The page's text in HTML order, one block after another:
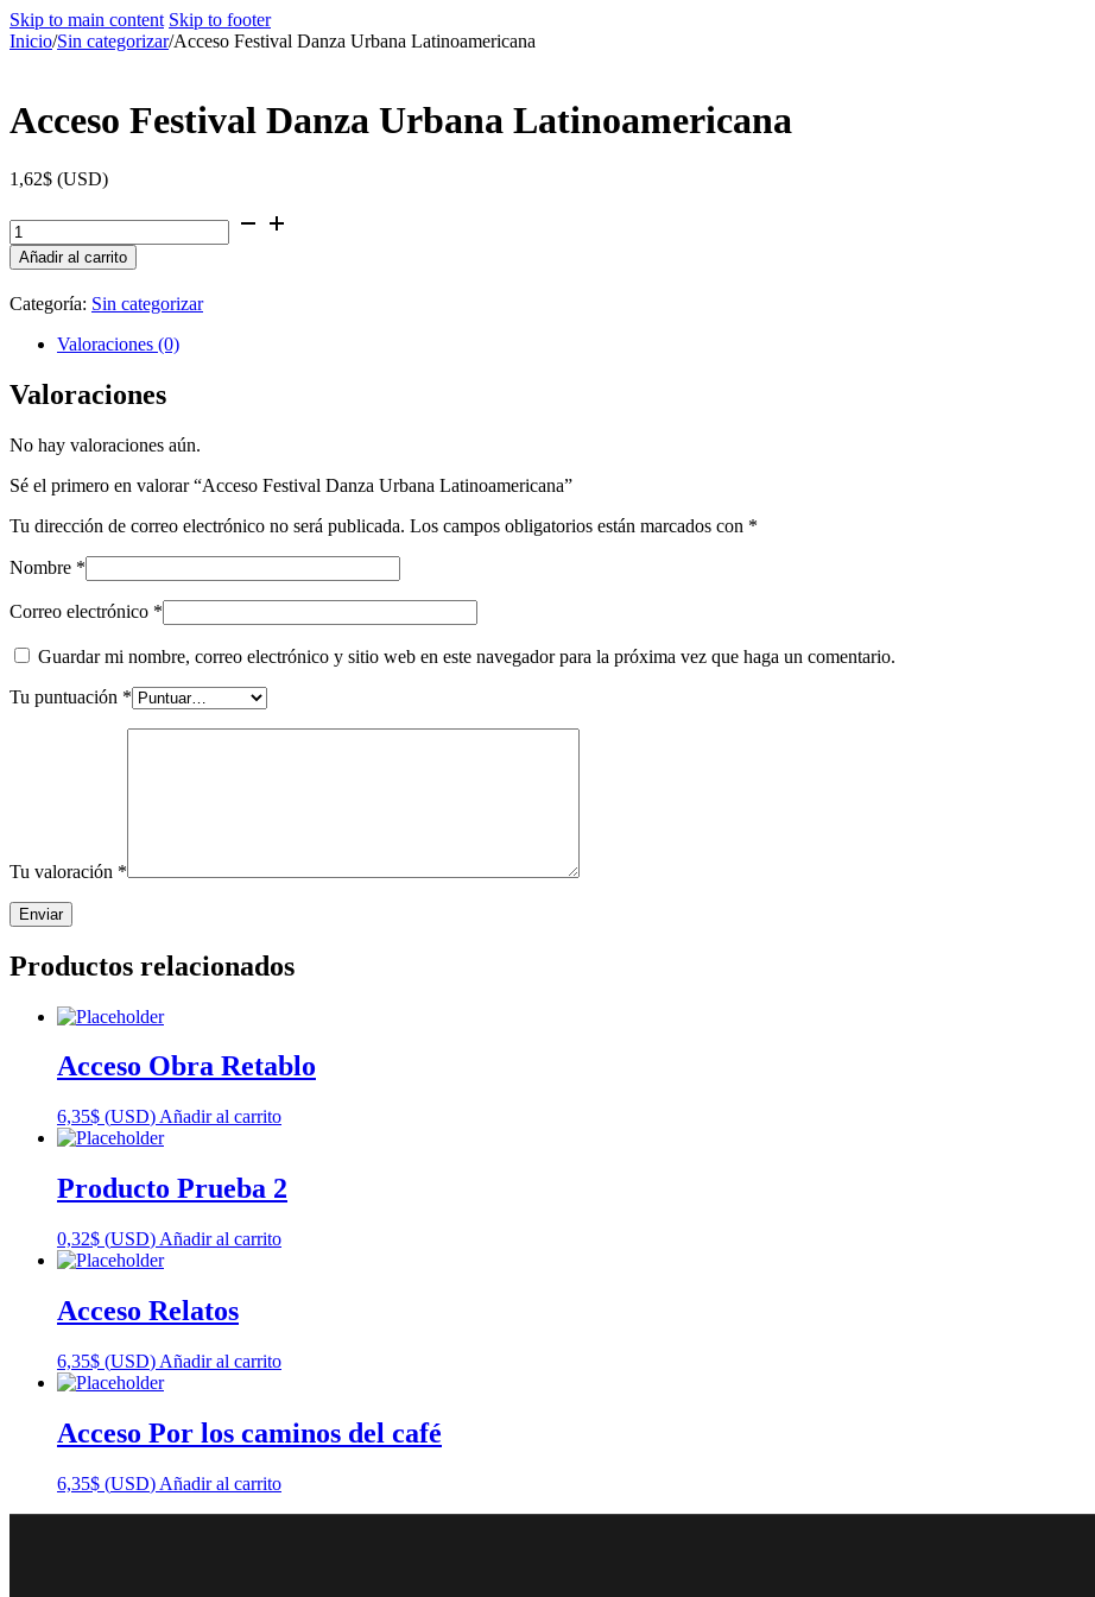
Skip to main content Skip to footer
Inicio/Sin categorizar/Acceso Festival Danza Urbana Latinoamericana
Acceso Festival Danza Urbana Latinoamericana
1,62$ (USD)
Acceso
Festival
Danza
Latinoamericana
Añadir al carrito
Categoría: Sin categorizar
Valoraciones (0)
Valoraciones
No hay valoraciones aún.
Sé el primero en valorar “Acceso Festival Danza Urbana Latinoamericana”
Tu dirección de correo electrónico no será publicada. Los campos obligatorios están marcados con *
Nombre *
Correo electrónico *
Guardar mi nombre, correo electrónico y sitio web en este navegador para la próxima vez que haga un comentario.
Tu puntuación *
Tu valoración *
Productos relacionados
Acceso Obra Retablo
6,35$ (USD) Añadir al carrito
Producto Prueba 2
0,32$ (USD) Añadir al carrito
Acceso Relatos
6,35$ (USD) Añadir al carrito
Acceso Por los caminos del café
6,35$ (USD) Añadir al carrito